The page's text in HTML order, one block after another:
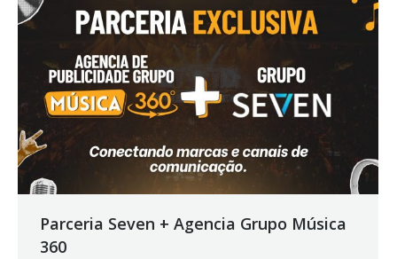
Parceria Seven + Agencia Grupo Música
360